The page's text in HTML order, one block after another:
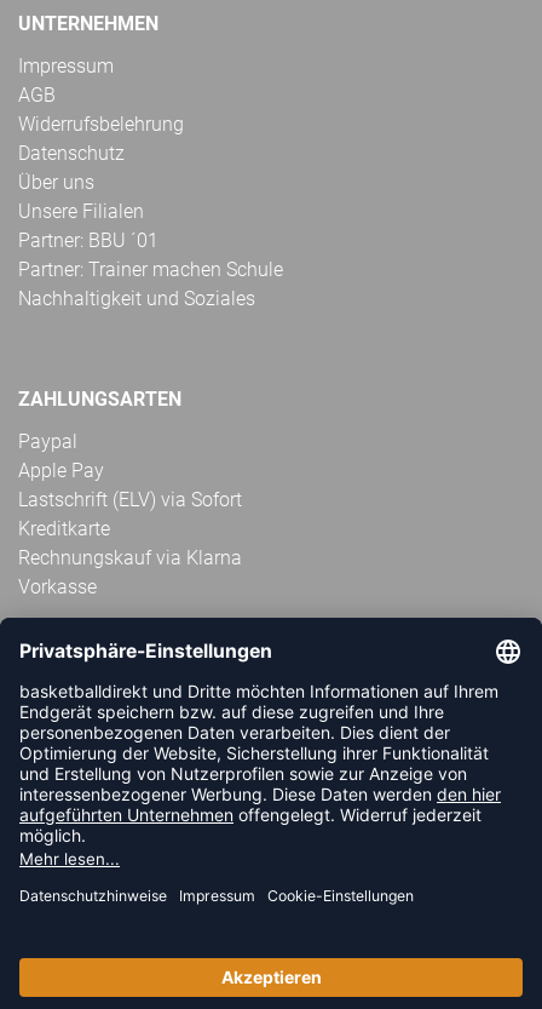
UNTERNEHMEN
Impressum
AGB
Widerrufsbelehrung
Datenschutz
Über uns
Unsere Filialen
Partner: BBU ´01
Partner: Trainer machen Schule
Nachhaltigkeit und Soziales
ZAHLUNGSARTEN
Paypal
Apple Pay
Lastschrift (ELV) via Sofort
Kreditkarte
Rechnungskauf via Klarna
Vorkasse
ABONNIERE JETZT DEN KOSTENLOSEN
HANDBALLDIREKT-NEWSLETTER UND VERPASSE KEINE
NEUIGKEIT ODER AKTION MEHR.
JETZT ANMELDEN